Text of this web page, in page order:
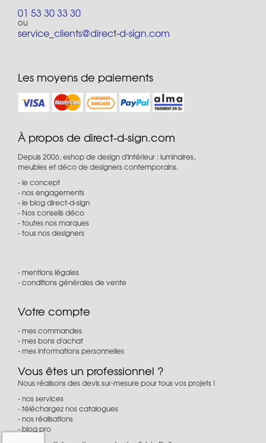
01 53 30 33 30
ou
service_clients@direct-d-sign.com
Les moyens de paiements
À propos de direct-d-sign.com
Depuis 2006, eshop de design d'intérieur : luminaires,
meubles et déco de designers contemporains.
le concept
nos engagements
le blog direct-d-sign
Nos conseils déco
toutes nos marques
tous nos designers
mentions légales
conditions générales de vente
Votre compte
mes commandes
mes bons d'achat
mes informations personnelles
Vous êtes un professionnel ?
Nous réalisons des devis sur-mesure pour tous vos projets !
nos services
téléchargez nos catalogues
nos réalisations
blog pro